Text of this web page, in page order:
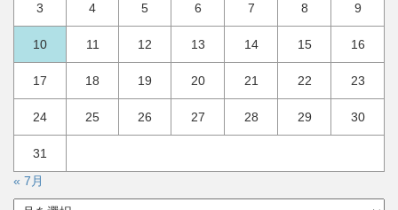
3 4 5 6 7 8 9
10 11 12 13 14 15 16
17 18 19 20 21 22 23
24 25 26 27 28 29 30
31
« 7月